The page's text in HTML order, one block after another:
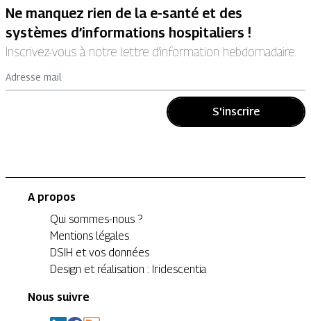
Ne manquez rien de la e-santé et des
systèmes d’informations hospitaliers !
Inscrivez-vous à notre lettre d’information hebdomadaire.
Adresse mail
S'inscrire
A propos
Qui sommes-nous ?
Mentions légales
DSIH et vos données
Design et réalisation : Iridescentia
Nous suivre